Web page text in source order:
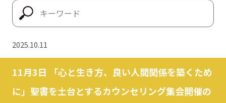
2025.10.11
11月3日 「心と生き方、良い人間関係を築くため
に」聖書を土台とするカウンセリング集会開催の